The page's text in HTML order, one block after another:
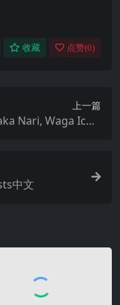
收藏 点赞(0)
上一篇
Nari, Waga Ichiz
中文